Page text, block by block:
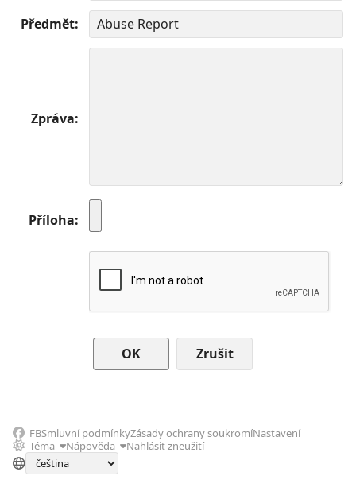
Předmět
Zpráva
Příloha
Zrušit
FBSmluvní podmínkyZásady ochrany soukromíNastavení
Téma
Nápověda Nahlásit zneužití